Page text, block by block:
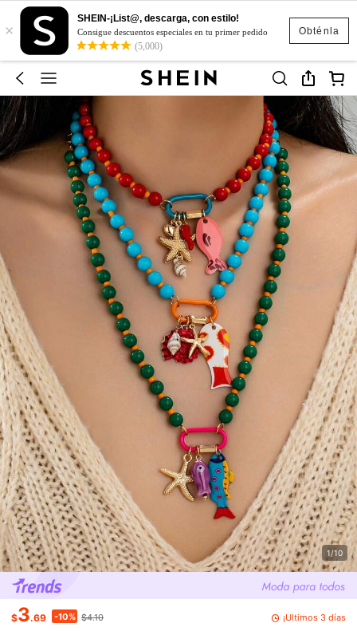
Obténla
×
SHEIN-¡List@, descarga, con estilo!
Consigue descuentos especiales en tu primer pedido
(5,000)
1/10
$3.69 -10% $4.10 ¡Últimos 3 días